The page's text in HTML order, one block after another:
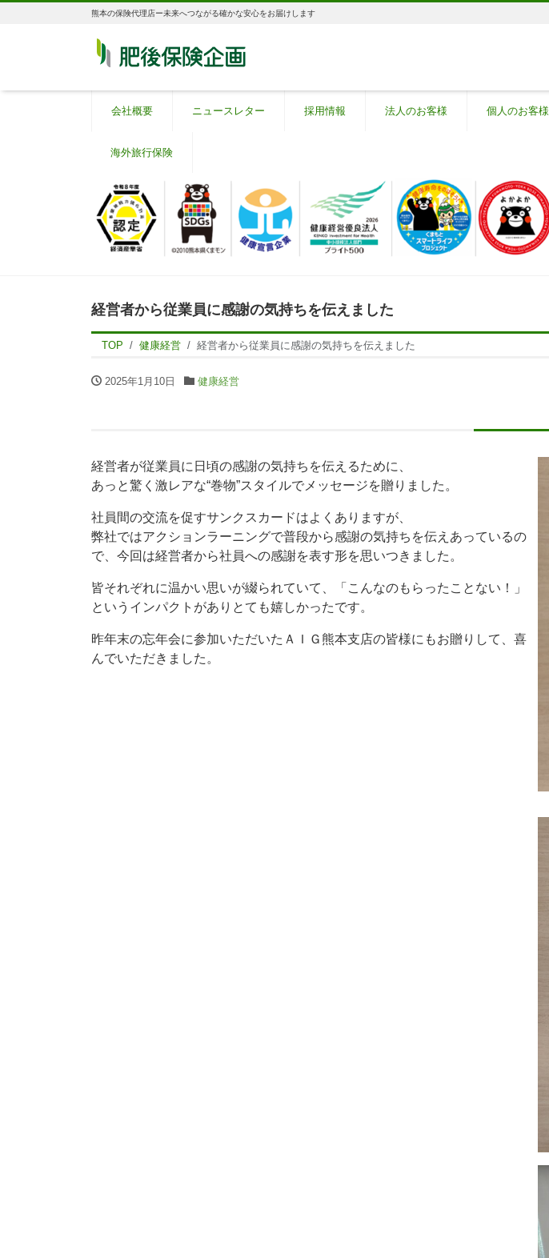
熊本の保険代理店ー未来へつながる確かな安心をお届けします
会社概要 ニュースレター 採用情報 法人のお客様 個人のお客様
海外旅行保険
経営者から従業員に感謝の気持ちを伝えました
TOP 健康経営 経営者から従業員に感謝の気持ちを伝えました
2025年1月10日 健康経営
経営者が従業員に日頃の感謝の気持ちを伝えるために、
あっと驚く激レアな“巻物”スタイルでメッセージを贈りました。
社員間の交流を促すサンクスカードはよくありますが、
弊社ではアクションラーニングで普段から感謝の気持ちを伝えあっているの
で、今回は経営者から社員への感謝を表す形を思いつきました。
皆それぞれに温かい思いが綴られていて、「こんなのもらったことない！」
というインパクトがありとても嬉しかったです。
昨年末の忘年会に参加いただいたＡＩＧ熊本支店の皆様にもお贈りして、喜
んでいただきました。